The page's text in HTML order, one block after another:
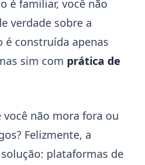
é familiar, você não
verdade sobre a
é construída apenas
sim com prática de
não mora fora ou
Felizmente, a
plataformas de